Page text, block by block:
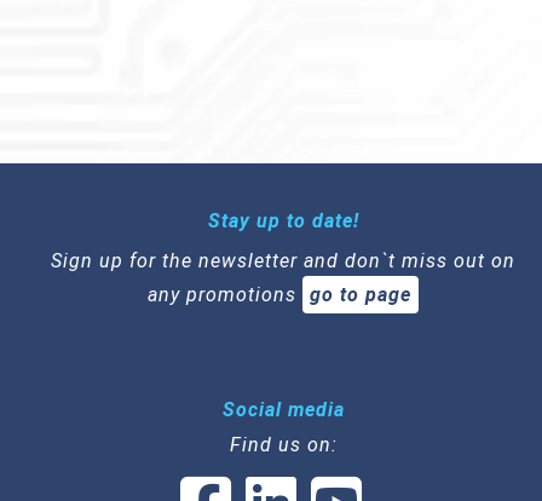
Stay up to date!
Sign up for the newsletter and don`t miss out on
any promotions
go to page
Social media
Find us on: